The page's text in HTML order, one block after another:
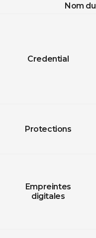
Nom
Credential
Protections
Empreintes
digitales